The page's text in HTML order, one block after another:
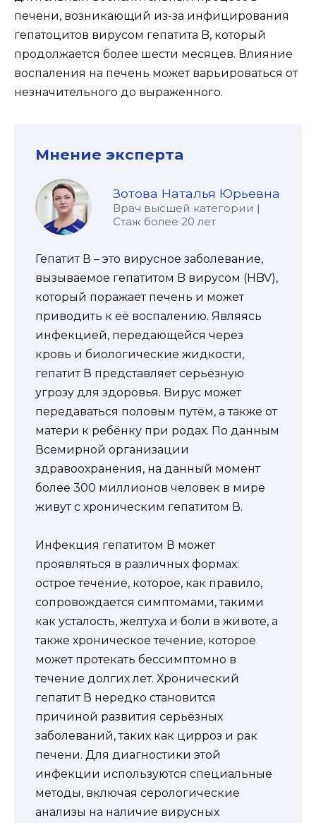
печени, возникающий из-за инфицирования
гепатоцитов вирусом гепатита B, который
продолжается более шести месяцев. Влияние
воспаления на печень может варьироваться от
незначительного до выраженного.
Мнение эксперта
Зотова Наталья Юрьевна
Врач высшей категории |
Стаж более 20 лет
Гепатит В – это вирусное заболевание,
вызываемое гепатитом B вирусом (HBV),
который поражает печень и может
приводить к её воспалению. Являясь
инфекцией, передающейся через
кровь и биологические жидкости,
гепатит В представляет серьёзную
угрозу для здоровья. Вирус может
передаваться половым путём, а также от
матери к ребёнку при родах. По данным
Всемирной организации
здравоохранения, на данный момент
более 300 миллионов человек в мире
живут с хроническим гепатитом В.
Инфекция гепатитом В может
проявляться в различных формах:
острое течение, которое, как правило,
сопровождается симптомами, такими
как усталость, желтуха и боли в животе, а
также хроническое течение, которое
может протекать бессимптомно в
течение долгих лет. Хронический
гепатит В нередко становится
причиной развития серьёзных
заболеваний, таких как цирроз и рак
печени. Для диагностики этой
инфекции используются специальные
методы, включая серологические
анализы на наличие вирусных